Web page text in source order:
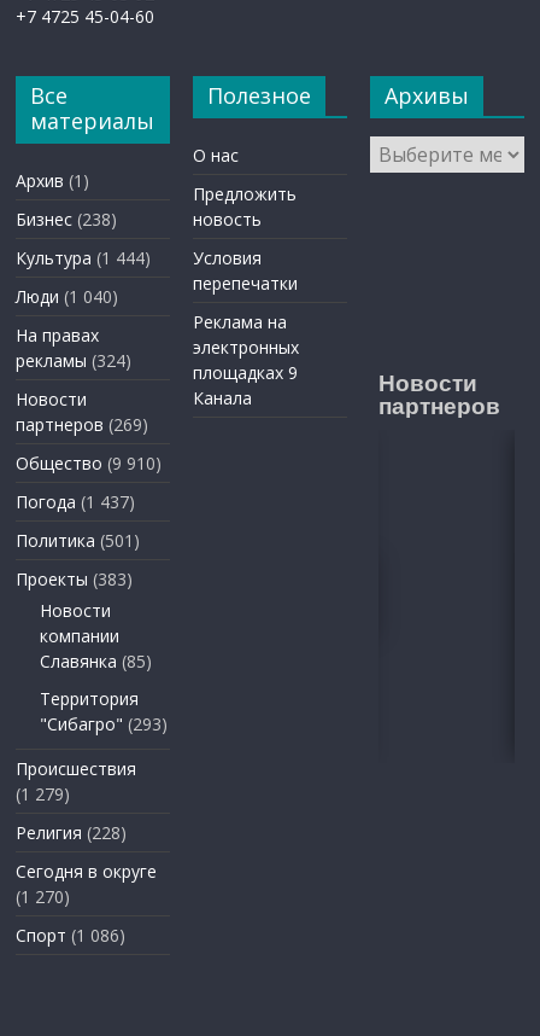
+7 4725 45-04-60
Все
материалы
Архив (1)
Бизнес (238)
Культура (1 444)
Люди (1 040)
На правах
рекламы (324)
Новости
партнеров (269)
Общество (9 910)
Погода (1 437)
Политика (501)
Проекты (383)
Новости
компании
Славянка (85)
Территория
"Сибагро" (293)
Происшествия
(1 279)
Религия (228)
Сегодня в округе
(1 270)
Спорт (1 086)
Полезное
О нас
Предложить
новость
Условия
перепечатки
Реклама на
электронных
площадках 9
Канала
Архивы
Архивы
Новости
партнеров